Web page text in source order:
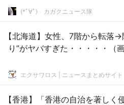
(*ﾟ∀ﾟ)ゞカガクニュース隊
【北海道】女性、7階から転落→
り”がヤバすぎた・・・・・（画
エクサワロス | ニュースまとめサイト
【香港】「香港の自治を著しく